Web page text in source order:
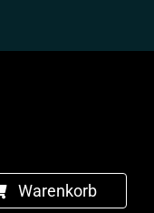
Warenkorb